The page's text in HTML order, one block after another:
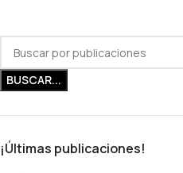
BUSCAR...
¡Últimas publicaciones!